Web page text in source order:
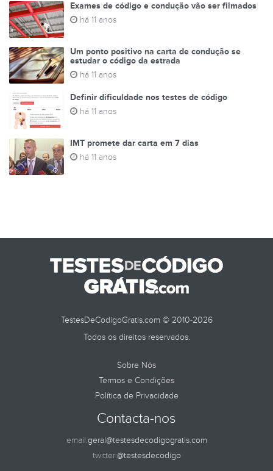
Exames de código e condução vão ser filmados
há 11 anos
Um ponto positivo na carta de condução se
estudar o código da estrada
há 11 anos
Definir dificuldade nos testes de código
há 11 anos
IMT promete dar carta em 7 dias
há 11 anos
TestesDeCodigoGratis.com © 2010-2026
Todos os direitos reservados.
Sobre Nós
Termos e Condições
Política de Privacidade
Contacta-nos
email:geral@testesdecodigogratis.com
twitter:@testesdecodigo